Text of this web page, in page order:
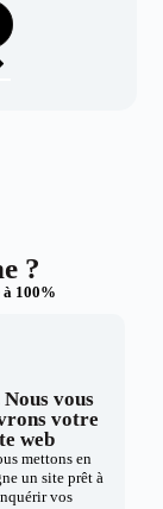
?
à 100%
Nous vous
votre
web
mettons en
un site prêt à
vos